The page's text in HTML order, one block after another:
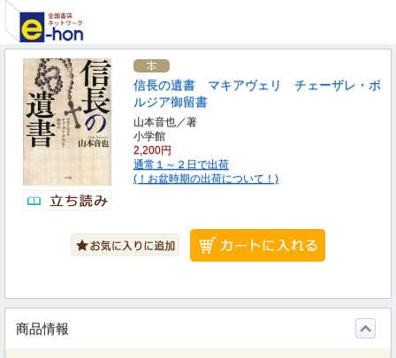
信長の遺書 マキアヴェリ チェーザレ・ボ
ルジア御留書
山本音也／著
小学館
2,200円
通常１～２日で出荷
(！お盆時期の出荷について！)
商品情報